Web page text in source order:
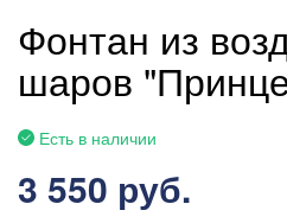
Фонтан из
шаров
Есть в наличии
3 550 руб.